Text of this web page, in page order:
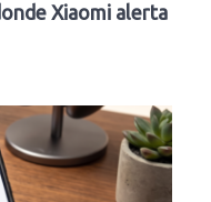
Xiaomi alerta